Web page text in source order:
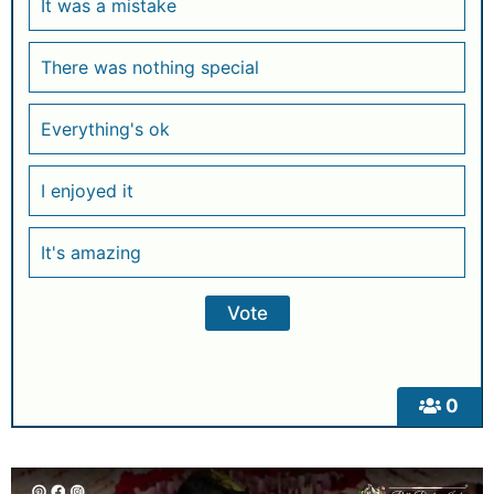
0
It was a mistake
There was nothing special
Everything's ok
I enjoyed it
It's amazing